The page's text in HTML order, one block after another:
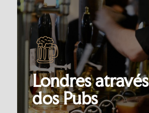
Londres através
dos Pubs